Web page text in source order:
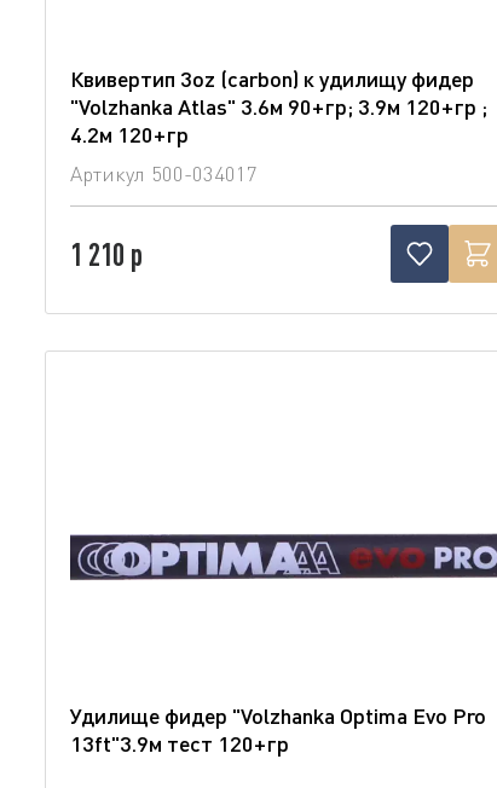
Квивертип 3oz (carbon) к удилищу фидер
"Volzhanka Atlas" 3.6м 90+гр; 3.9м 120+гр ;
4.2м 120+гр
Артикул 500-034017
1 210 р
Удилище фидер "Volzhanka Optima Evo Pro
13ft"3.9м тест 120+гр